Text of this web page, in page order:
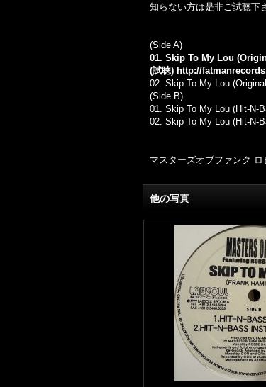
知らない方は是非ご試聴下
(Side A)
01. Skip To My Lou
(試聴) http://
02. Skip To My Lou
(Side B)
01. Skip To My Lou (Hit-N-
02. Skip To My Lou (Hit-N-
マスターズオブファンク
他の写真